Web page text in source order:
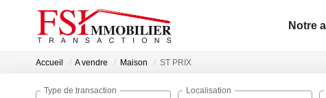
Notre
Accueil A vendre Maison ST PRIX
Type de transaction Localisation